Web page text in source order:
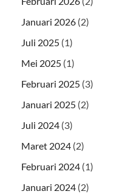
Januari 2026 (2)
Juli 2025 (1)
Mei 2025 (1)
Februari 2025 (3)
Januari 2025 (2)
Juli 2024 (3)
Maret 2024 (2)
Februari 2024 (1)
Januari 2024 (2)